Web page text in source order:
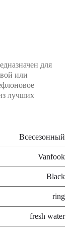
для
или
лучших
Всесезонный
Vanfook
Black
ring
fresh water